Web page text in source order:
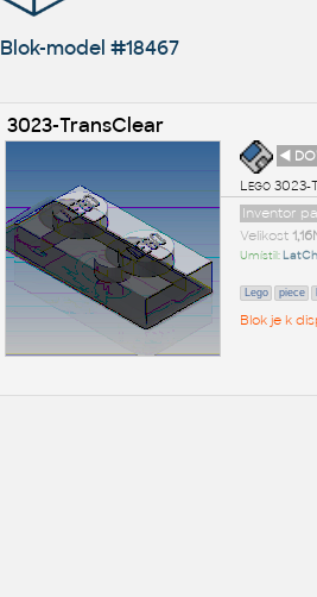
Blok-model #18467
3023-TransClear
◄
Lego 3023-
Inventor
Velikost
Umístil:
Lego piece
Blok je k